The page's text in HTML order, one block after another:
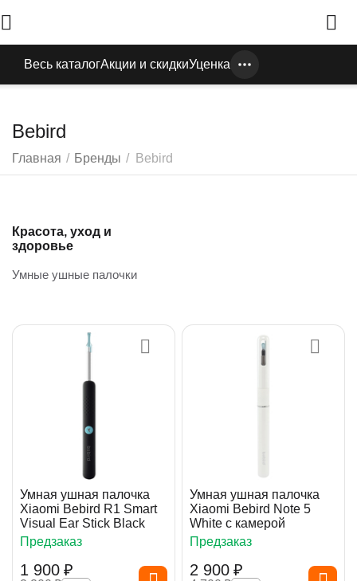
Весь каталогАкции и скидкиУценка
Bebird
Главная / Бренды / Bebird
Красота, уход и
здоровье
Умные ушные палочки
Умная ушная палочка
Xiaomi Bebird R1 Smart
Visual Ear Stick Black
Предзаказ
1 900 ₽
Умная ушная палочка
Xiaomi Bebird Note 5
White с камерой
Предзаказ
2 900 ₽